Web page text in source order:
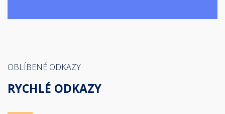
OBLÍBENÉ ODKAZY
RYCHLÉ ODKAZY